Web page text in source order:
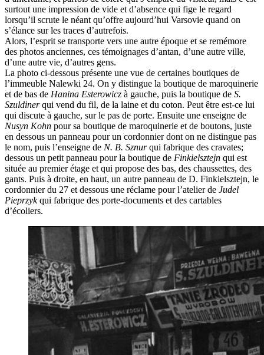
surtout une impression de vide et d’absence qui fige le regard
lorsqu’il scrute le néant qu’offre aujourd’hui Varsovie quand on
s’élance sur les traces d’autrefois.
Alors, l’esprit se transporte vers une autre époque et se remémore
des photos anciennes, ces témoignages d’antan, d’une autre ville,
d’une autre vie, d’autres gens.
La photo ci-dessous présente une vue de certaines boutiques de
l’immeuble Nalewki 24. On y distingue la boutique de maroquinerie
et de bas de Hanina Esterowicz à gauche, puis la boutique de S.
Szuldinerqui vend du fil, de la laine et du coton. Peut être est-ce lui
qui discute à gauche, sur le pas de porte. Ensuite une enseigne de
Nusyn Kohn pour sa boutique de maroquinerie et de boutons, juste
en dessous un panneau pour un cordonnier dont on ne distingue pas
le nom, puis l’enseigne de N. B. Sznurqui fabrique des cravates;
dessous un petit panneau pour la boutique de Finkielsztejn qui est
située au premier étage et qui propose des bas, des chaussettes, des
gants. Puis à droite, en haut, un autre panneau de D. Finkielsztejn, le
cordonnier du 27 et dessous une réclame pour l’atelier de Judel
Pieprzykqui fabrique des porte-documents et des cartables
d’écoliers.